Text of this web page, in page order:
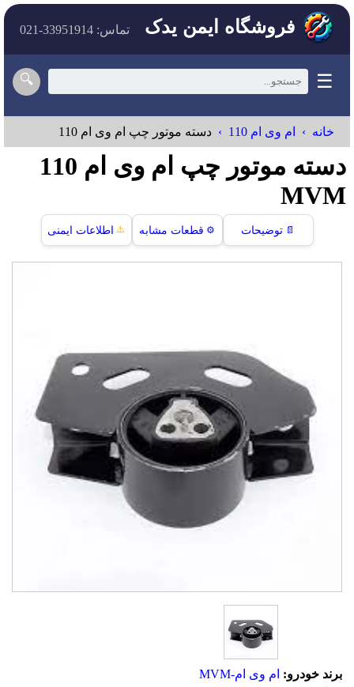
فروشگاه ایمن یدک تماس: 33951914-021
☰
🔍
خانه ام وی ام 110 دسته موتور چپ ام وی ام 110
دسته موتور چپ ام وی ام 110
MVM
📄 توضیحات ⚙️ قطعات مشابه ⚠️ اطلاعات ایمنی
برند خودرو: ام وی ام-MVM